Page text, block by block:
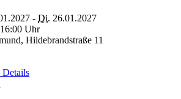
- Di. 26.01.2027
Uhr
Hildebrandstraße 11
Details